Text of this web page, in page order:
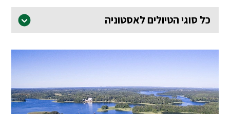
כל סוגי הטיולים לאסטוניה